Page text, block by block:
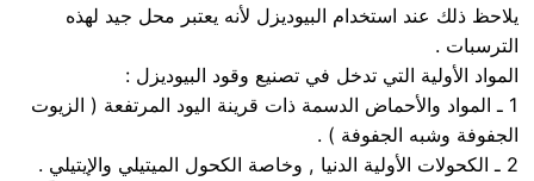
يلاحظ ذلك عند استخدام البيوديزل لأنه يعتبر محل جيد لهذه
الترسبات .
المواد الأولية التي تدخل في تصنيع وقود البيوديزل :
1 ـ المواد والأحماض الدسمة ذات قرينة اليود المرتفعة ( الزيوت
الجفوفة وشبه الجفوفة ) .
2 ـ الكحولات الأولية الدنيا , وخاصة الكحول الميتيلي والإيتيلي .